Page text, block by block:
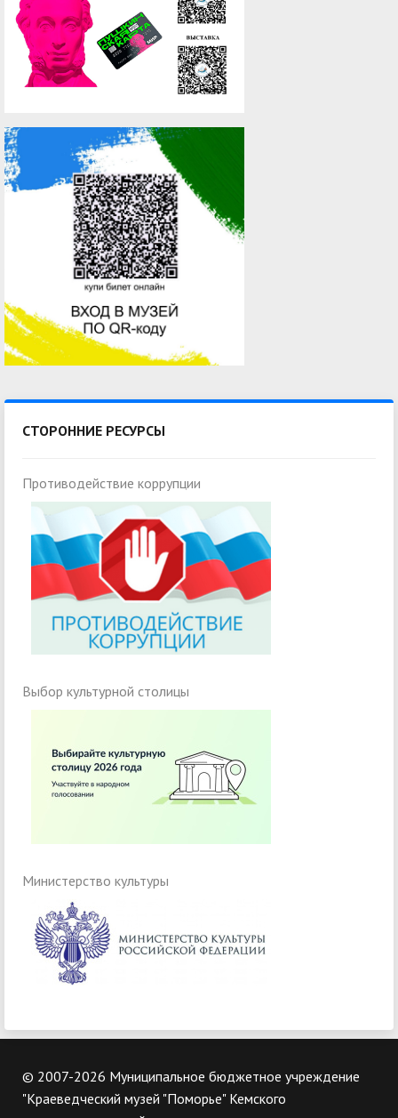
СТОРОННИЕ РЕСУРСЫ
Противодействие коррупции
Выбор культурной столицы
Министерство культуры
© 2007-2026 Муниципальное бюджетное учреждение
"Краеведческий музей "Поморье" Кемского